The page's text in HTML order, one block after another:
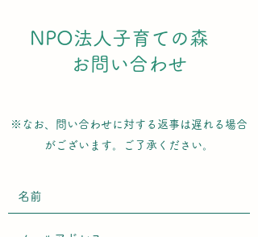
NPO法人子育ての森
お問い合わせ
※なお、問い合わせに対する返事は遅れる場合
がございます。ご了承ください。